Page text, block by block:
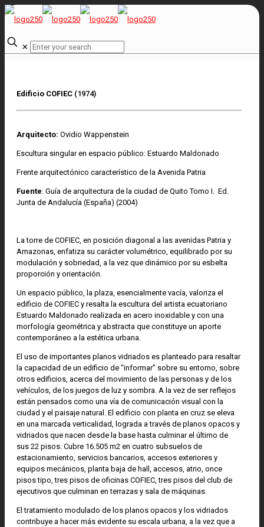
✕
Edificio COFIEC (1974)
Arquitecto: Ovidio Wappenstein
Escultura singular en espacio público: Estuardo Maldonado
Frente arquitectónico característico de la Avenida Patria
Fuente: Guía de arquitectura de la ciudad de Quito Tomo I. Ed.
Junta de Andalucía (España) (2004)
La torre de COFIEC, en posición diagonal a las avenidas Patria y
Amazonas, enfatiza su carácter volumétrico, equilibrado por su
modulación y sobriedad, a la vez que dinámico por su esbelta
proporción y orientación.
Un espacio público, la plaza, esencialmente vacía, valoriza el
edificio de COFIEC y resalta la escultura del artista ecuatoriano
Estuardo Maldonado realizada en acero inoxidable y con una
morfología geométrica y abstracta que constituye un aporte
contemporáneo a la estética urbana.
El uso de importantes planos vidriados es planteado para resaltar
la capacidad de un edificio de “informar” sobre su entorno, sobre
otros edificios, acerca del movimiento de las personas y de los
vehículos, de los juegos de luz y sombra. A la vez de ser reflejos
están pensados como una vía de comunicación visual con la
ciudad y el paisaje natural. El edificio con planta en cruz se eleva
en una marcada verticalidad, lograda a través de planos opacos y
vidriados que nacen desde la base hasta culminar el último de
sus 22 pisos. Cubre 16.505 m2 en cuatro subsuelos de
estacionamiento, servicios bancarios, accesos exteriores y
equipos mecánicos, planta baja de hall, accesos, atrio, once
pisos tipo, tres pisos de oficinas COFIEC, tres pisos del club de
ejecutivos que culminan en terrazas y sala de máquinas.
El tratamiento modulado de los planos opacos y los vidriados
contribuye a hacer más evidente su escala urbana, a la vez que a